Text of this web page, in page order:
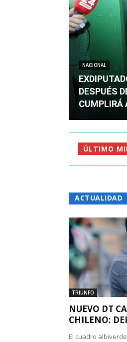
NACIONAL
DESPUÉS
CUMPLIRÁ
ÚLTIMO
ACTUALIDAD
TRIUNFO
NUEVO DT
CHILENO:
El cuadro